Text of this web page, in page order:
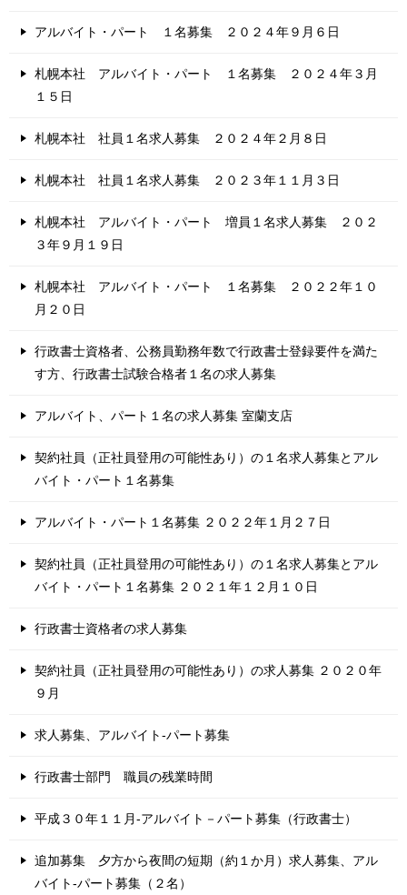
アルバイト・パート １名募集 ２０２４年９月６日
札幌本社 アルバイト・パート １名募集 ２０２４年３月
１５日
札幌本社 社員１名求人募集 ２０２４年２月８日
札幌本社 社員１名求人募集 ２０２３年１１月３日
札幌本社 アルバイト・パート 増員１名求人募集 ２０２
３年９月１９日
札幌本社 アルバイト・パート １名募集 ２０２２年１０
月２０日
行政書士資格者、公務員勤務年数で行政書士登録要件を満た
す方、行政書士試験合格者１名の求人募集
アルバイト、パート１名の求人募集 室蘭支店
契約社員（正社員登用の可能性あり）の１名求人募集とアル
バイト・パート１名募集
アルバイト・パート１名募集 ２０２２年１月２７日
契約社員（正社員登用の可能性あり）の１名求人募集とアル
バイト・パート１名募集 ２０２１年１２月１０日
行政書士資格者の求人募集
契約社員（正社員登用の可能性あり）の求人募集 ２０２０年
９月
求人募集、アルバイト-パート募集
行政書士部門 職員の残業時間
平成３０年１１月-アルバイト－パート募集（行政書士）
追加募集 夕方から夜間の短期（約１か月）求人募集、アル
バイト-パート募集（２名）